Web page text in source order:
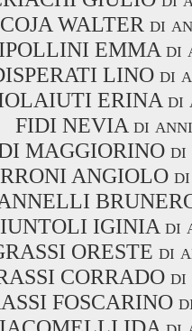
COJA WALTER di
EMMA di
LINO di
ERINA di
FIDI NEVIA di
MAGGIORINO di
ANGIOLO
IGINIA di
ORESTE di
CORRADO di
FOSCARINO